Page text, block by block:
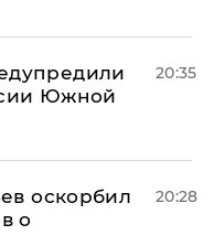
Южной
20:35
оскорбил
о
20:28